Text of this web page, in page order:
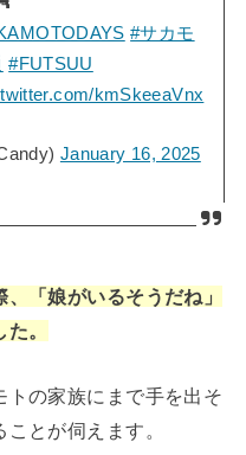
#サカモ
#FUTSUU
kmSkeeaVnx
January 16, 2025
「娘がいるそうだね」
。
トの家族にまで手を出そ
とが伺えます。